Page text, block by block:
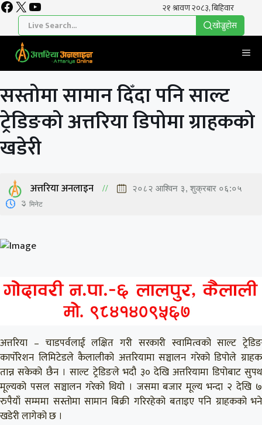
Skip
content
Facebook
X YouTube
खाेज्नुहाेस
सस्तोमा सामान दिँदा पनि साल्ट
ट्रेडिङको अत्तरिया डिपोमा ग्राहकको
खडेरी
अत्तरिया अनलाइन २०८२ आश्विन ३, शुक्रबार ०६:०५
3 मिनेट
अत्तरिया – चाडपर्वलाई लक्षित गरी सरकारी स्वामित्वको साल्ट ट्रेडिङ
कार्पोरेशन लिमिटेडले कैलालीको अत्तरियामा सञ्चालन गरेको डिपोले ग्राहक
तान्न सकेको छैन । साल्ट ट्रेडिङले भदौ ३० देखि अत्तरियामा डिपोबाट सुपथ
मूल्यको पसल सञ्चालन गरेको थियो । जसमा बजार मूल्य भन्दा २ देखि ७
रुपैयाँ सम्ममा सस्तोमा सामान बिक्री गरिरहेको बताइए पनि ग्राहकको भने
खडेरी लागेको छ ।